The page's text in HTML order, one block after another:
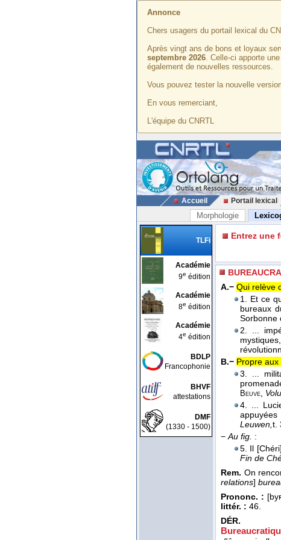
Annonce
Chers usagers du portail lexical du
Après vingt ans de bons et loyaux
septembre 2026. Celle-ci apporte
également de nouvelles ressources.
Vous pouvez tester la nouvelle
En vous remerciant,
L'équipe du CNRTL
Accueil Portail lexical
Morphologie
TLFi
Académie
9e édition
Académie
8e édition
Académie
4e édition
BDLP
Francophonie
BHVF
attestations
DMF
(1330 - 1500)
Entrez une
A.− Qui relève
1. Et ce
bureaux
Sorbonne
2. ...
B.− Propre
3. ...
Beuve,
4. ...
Leuwen,t.
−Au fig. :
5. Il
Fin de
Rem. On
relations]
Prononc. :
littér. : 46.
DÉR.